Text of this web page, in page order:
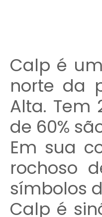
Calp é
norte da
Alta. Tem
de 60%
Em sua
rochoso
símbolos
Calp é